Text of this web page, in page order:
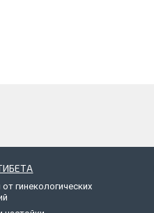
гинекологических